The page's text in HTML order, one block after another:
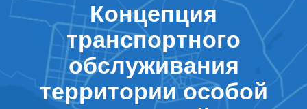
Концепция
транспортного
обслуживания
территории особой